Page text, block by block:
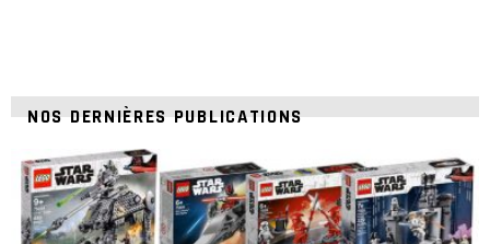
NOS DERNIÈRES PUBLICATIONS